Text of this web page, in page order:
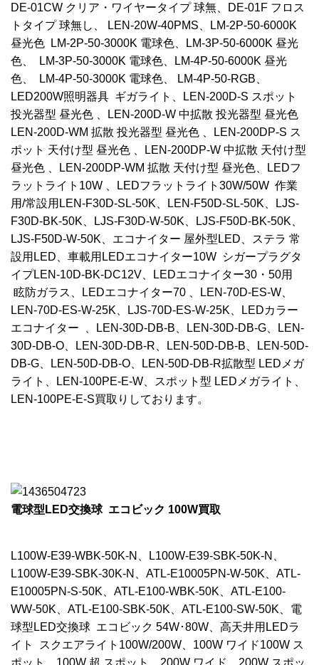
DE-01CW クリア・ワイヤータイプ 球無、DE-01F フロス
トタイプ 球無し、 LEN-20W-40PMS、LM-2P-50-6000K
昼光色 LM-2P-50-3000K 電球色、LM-3P-50-6000K 昼光
色、 LM-3P-50-3000K 電球色、LM-4P-50-6000K 昼光
色、 LM-4P-50-3000K 電球色、 LM-4P-50-RGB、
LED200W照明器具 ギガライト、LEN-200D-S スポット
投光器型 昼光色 、LEN-200D-W 中拡散 投光器型 昼光色
LEN-200D-WM 拡散 投光器型 昼光色 、LEN-200DP-S ス
ポット 天付け型 昼光色 、LEN-200DP-W 中拡散 天付け型
昼光色 、LEN-200DP-WM 拡散 天付け型 昼光色、LEDフ
ラットライト10W 、LEDフラットライト30W/50W 作業
用/常設用LEN-F30D-SL-50K、LEN-F50D-SL-50K、LJS-
F30D-BK-50K、LJS-F30D-W-50K、LJS-F50D-BK-50K、
LJS-F50D-W-50K、エコナイター 屋外型LED、ステラ 常
設用LED、車載用LEDエコナイター10W シガープラグタ
イプLEN-10D-BK-DC12V、LEDエコナイター30・50用
眩防ガラス、LEDエコナイター70 、LEN-70D-ES-W、
LEN-70D-ES-W-25K、LJS-70D-ES-W-25K、LEDカラー
エコナイター 、LEN-30D-DB-B、LEN-30D-DB-G、LEN-
30D-DB-O、LEN-30D-DB-R、LEN-50D-DB-B、LEN-50D-
DB-G、LEN-50D-DB-O、LEN-50D-DB-R拡散型 LEDメガ
ライト、LEN-100PE-E-W、スポット型 LEDメガライト、
LEN-100PE-E-S買取りしております。
電球型LED交換球 エコビック 100W買取
L100W-E39-WBK-50K-N、L100W-E39-SBK-50K-N、
L100W-E39-SBK-30K-N、ATL-E10005PN-W-50K、ATL-
E10005PN-S-50K、ATL-E100-WBK-50K、ATL-E100-
WW-50K、ATL-E100-SBK-50K、ATL-E100-SW-50K、電
球型LED交換球 エコビック 54W･80W、高天井用LEDラ
イト スクエアライト100W/200W、100W ワイド100W ス
ポット、100W 超 スポット、200W ワイド、200W スポッ